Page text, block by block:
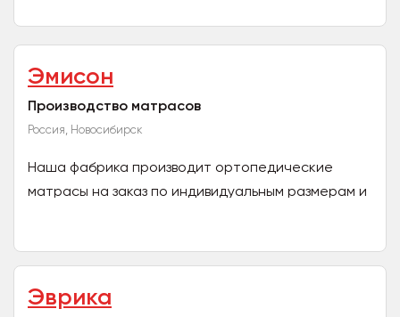
Эмисон
Производство матрасов
Россия, Новосибирск
Наша фабрика производит ортопедические
матрасы на заказ по индивидуальным размерам и
Эврика